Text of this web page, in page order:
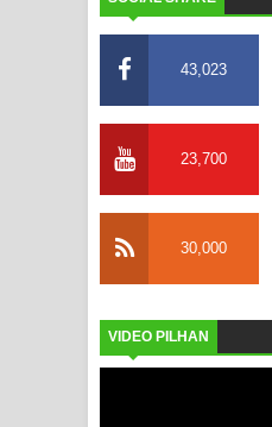
43,023
23,700
30,000
VIDEO PILHAN